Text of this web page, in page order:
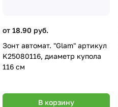
от 18.90 руб.
Зонт автомат. "Glam" артикул
K25080116, диаметр купола
116 см
В корзину